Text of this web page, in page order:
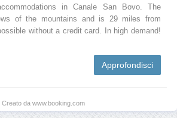
in Canale San Bovo. The
of the mountains and is 29 miles from
without a credit card. In high demand!
Approfondisci
Creato da www.booking.com